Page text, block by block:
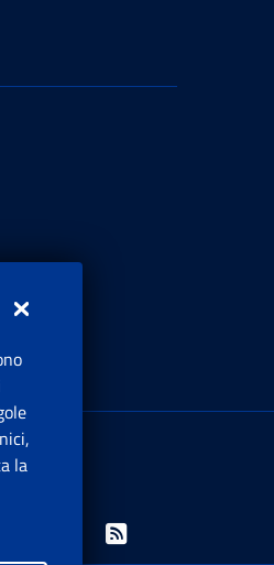
21
finestra
nuova finestra
Apre una nuova finestra
Apre una nuova
Instagram: Apre una
Linkedin: Apre
Rss: Apre
la